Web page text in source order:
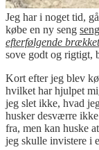
Jeg har i noget tid,
købe en ny seng seng
efterfølgende
sove godt og rigtigt,
Kort efter jeg blev
hvilket har hjulpet
jeg slet ikke, hvad
husker desværre
fra, men kan huske
jeg skulle invistere i